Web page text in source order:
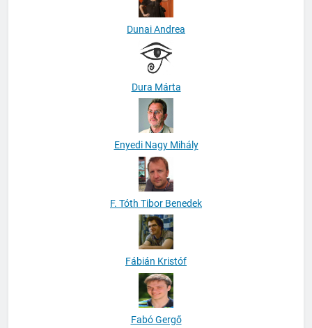
Dunai Andrea
Dura Márta
Enyedi Nagy Mihály
F. Tóth Tibor Benedek
Fábián Kristóf
Fabó Gergő